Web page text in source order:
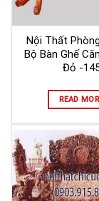
Nội Thất
Bộ Bàn Ghế
Đỏ -
READ